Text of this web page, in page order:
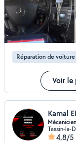
Réparation de voiture
Voir le
Kamal
Tassin-la-
4,8/5